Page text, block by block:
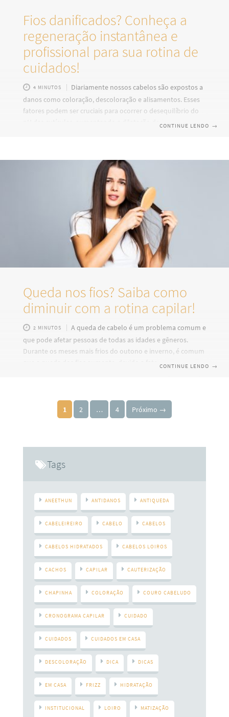
Fios danificados? Conheça a
regeneração instantânea e
profissional para sua rotina de
cuidados!
4 MINUTOS
Diariamente nossos cabelos são expostos a
danos como coloração, descoloração e alisamentos. Esses
fatores podem ser cruciais para ocorrer o desequilíbrio do
pH das cutículas, aumentando a dilatação do fio. Nesses
boa notícia é o lançamento do Acidificante Antidanos
Restore System, um produto inovador que oferece diversos
benefícios para recuperar os danos ao equilibrar o pH
CONTINUE LENDO →
Queda nos fios? Saiba como
diminuir com a rotina capilar!
2 MINUTOS
A queda de cabelo é um problema comum e
que pode afetar pessoas de todas as idades e gêneros.
Durante os meses mais frios do outono e inverno, é comum
que a queda dos fios aumente, devido a fatores como o
práticas que podem ajudar na diminuição, mantendo a
saúde capilar em dia. Uma dica fundamental é
CONTINUE LENDO →
Paginação de posts
1 2 … 4 Próximo →
Tags
ANEETHUN ANTIDANOS ANTIQUEDA
CABELEIREIRO CABELO CABELOS
CABELOS HIDRATADOS CABELOS LOIROS
CACHOS CAPILAR CAUTERIZAÇÃO
CHAPINHA COLORAÇÃO COURO CABELUDO
CRONOGRAMA CAPILAR CUIDADO
CUIDADOS CUIDADOS EM CASA
DESCOLORAÇÃO DICA DICAS
EM CASA FRIZZ HIDRATAÇÃO
INSTITUCIONAL LOIRO MATIZAÇÃO